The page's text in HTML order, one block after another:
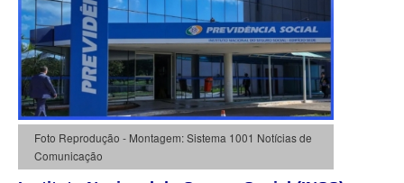
Foto Reprodução - Montagem: Sistema 1001 Notícias de
Comunicação